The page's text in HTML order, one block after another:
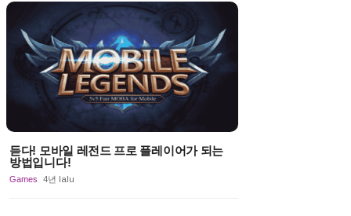
듣다! 모바일 레전드 프로 플레이어가 되는
방법입니다!
Games 4년 lalu